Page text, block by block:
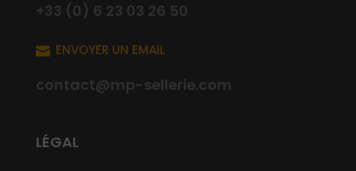
+33 (0) 6 23 03 26 50
 ENVOYER UN EMAIL
contact@mp-sellerie.com
LÉGAL